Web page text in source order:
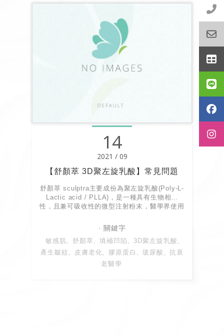
14
2021 / 09
【舒顏萃 3D聚左旋乳酸】常見問題
舒顏萃 sculptra主要成份為聚左旋乳酸(Poly-L-
Lactic acid / PLLA)，是一種具有生物相容
性，且兼可吸收性的微型注射粉末，醫學界使用
敏感肌 舒顏萃 填補凹陷
3D聚左旋乳酸
產生皺紋
皮膚老化 膠原蛋白 玻尿酸
抗衰
老醫學